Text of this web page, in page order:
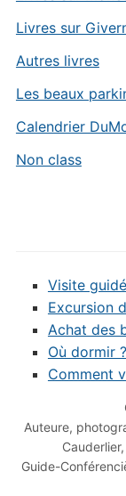
Livres sur
Autres livres
Les beaux
Calendrier
Non class
Visite
Excursion
Achat des
Où dormir ?
Comment
Auteure,
Guide-